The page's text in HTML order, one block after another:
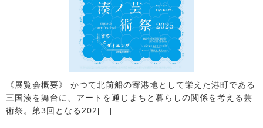
《展覧会概要》 かつて北前船の寄港地として栄えた港町である
三国湊を舞台に、アートを通じまちと暮らしの関係を考える芸
術祭。第3回となる202[...]